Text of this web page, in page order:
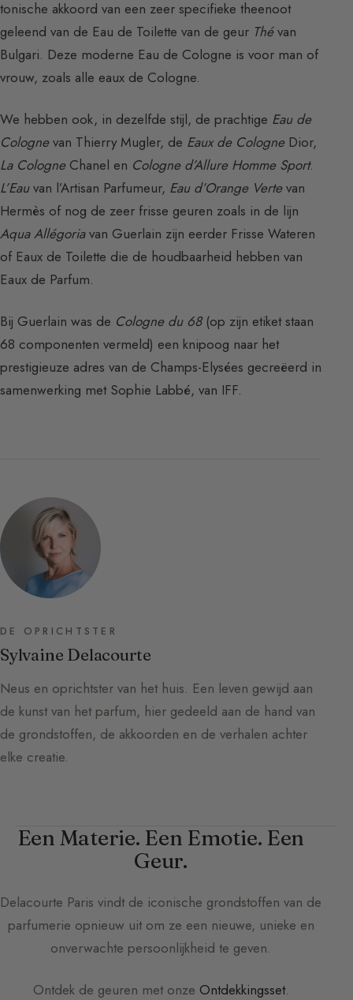
tonische akkoord van een zeer specifieke theenoot
geleend van de Eau de Toilette van de geur Thévan
Bulgari. Deze moderne Eau de Cologne is voor man of
vrouw, zoals alle eaux de Cologne.
We hebben ook, in dezelfde stijl, de prachtige Eau de
Colognevan Thierry Mugler, de Eaux de CologneDior,
La CologneChanel en Cologne d’Allure Homme Sport.
L’Eauvan l’Artisan Parfumeur, Eau d’Orange Vertevan
Hermès of nog de zeer frisse geuren zoals in de lijn
Aqua Allégoriavan Guerlain zijn eerder Frisse Wateren
of Eaux de Toilette die de houdbaarheid hebben van
Eaux de Parfum.
Bij Guerlain was de Cologne du 68(op zijn etiket staan
68 componenten vermeld) een knipoog naar het
prestigieuze adres van de Champs-Elysées gecreëerd in
samenwerking met Sophie Labbé, van IFF.
DE OPRICHTSTER
Sylvaine Delacourte
Neus en oprichtster van het huis. Een leven gewijd aan
de kunst van het parfum, hier gedeeld aan de hand van
de grondstoffen, de akkoorden en de verhalen achter
elke creatie.
Een Materie. Een Emotie. Een
Geur.
Delacourte Paris vindt de iconische grondstoffen van de
parfumerie opnieuw uit om ze een nieuwe, unieke en
onverwachte persoonlijkheid te geven.
Ontdek de geuren met onze Ontdekkingsset.